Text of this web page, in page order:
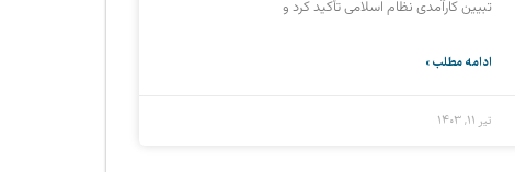
تبیین کارآمدی نظام اسلامی تأکید کرد و
ادامه مطلب »
تیر ۱۱, ۱۴۰۳